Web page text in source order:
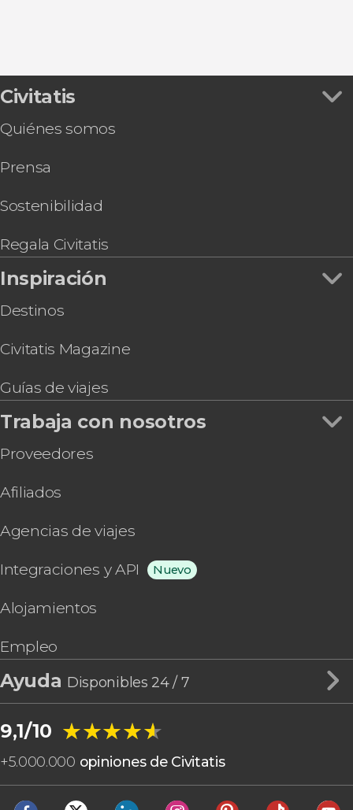
Civitatis
Quiénes somos
Prensa
Sostenibilidad
Regala Civitatis
Inspiración
Destinos
Civitatis Magazine
Guías de viajes
Trabaja con nosotros
Proveedores
Afiliados
Agencias de viajes
Integraciones y API Nuevo
Alojamientos
Empleo
Ayuda Disponibles 24 / 7
9,1/10 ★★★★★
★★★★★
+5.000.000 opiniones de Civitatis